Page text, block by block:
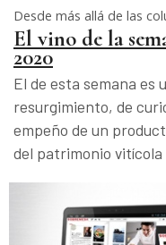
Desde más allá de las
El vino de la
2020
El de esta semana es
resurgimiento, de
empeño de un
del patrimonio